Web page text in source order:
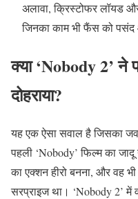
अलावा, क्रिस्टोफर लॉयड
जिनका काम भी फैंस को पसंद
क्या ‘Nobody 2’ ने
दोहराया?
यह एक ऐसा सवाल है जिसका
पहली ‘Nobody’ फिल्म का
का एक्शन हीरो बनना, और वह
सरप्राइज था। ‘Nobody 2’ में